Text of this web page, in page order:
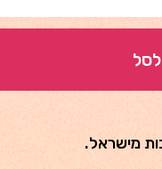
מישראל.